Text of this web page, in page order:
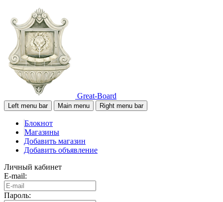
Great-Board
Left menu bar Main menu Right menu bar
Блокнот
Магазины
Добавить магазин
Добавить объявление
Личный кабинет
E-mail:
Пароль: